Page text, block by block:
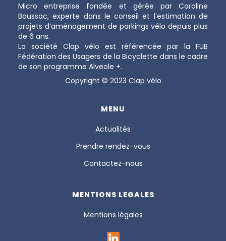
Micro entreprise fondée et gérée par Caroline
Boussac, experte dans le conseil et l’estimation de
projets d’aménagement de parkings vélo depuis plus
de 6 ans.
La société Clap vélo est référencée par la FUB
Fédération des Usagers de la Bicyclette dans le cadre
de son programme Alveole +.
Copyright © 2023 Clap vélo
MENU
Actualités
Prendre rendez-vous
Contactez-nous
MENTIONS LEGALES
Mentions légales